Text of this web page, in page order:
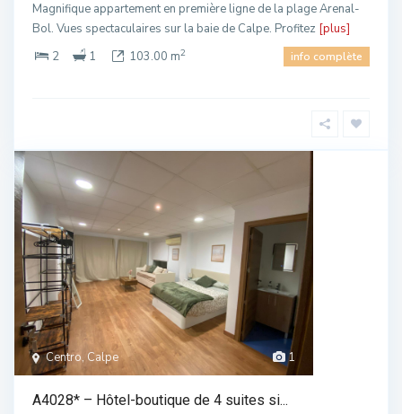
Magnifique appartement en première ligne de la plage Arenal-
Bol. Vues spectaculaires sur la baie de Calpe. Profitez [plus]
2
1 103.00 m2 info complète
1
Centro, Calpe
A4028* – Hôtel-boutique de 4 suites si...